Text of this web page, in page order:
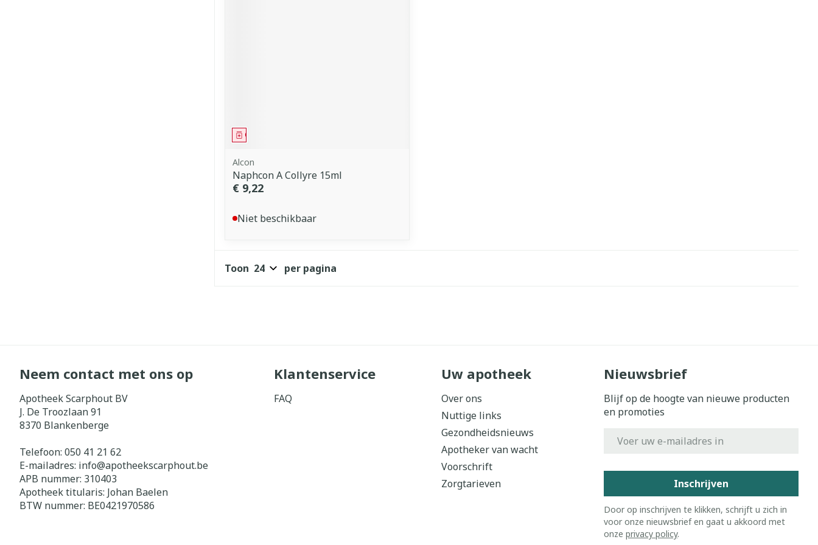
Geneesmiddel
Alcon
Naphcon A Collyre 15ml
€ 9,22
Niet beschikbaar
Toon per pagina
Neem contact met ons op
Apotheek Scarphout BV
J. De Troozlaan 91
8370 Blankenberge
Telefoon: 050 41 21 62
E-mailadres: info@apotheekscarphout.be
APB nummer: 310403
Apotheek titularis: Johan Baelen
BTW nummer: BE0421970586
Klantenservice
FAQ
Uw apotheek
Over ons
Nuttige links
Gezondheidsnieuws
Apotheker van wacht
Voorschrift
Zorgtarieven
Nieuwsbrief
Blijf op de hoogte van nieuwe producten
en promoties
Inschrijven
Door op inschrijven te klikken, schrijft u zich in
voor onze nieuwsbrief en gaat u akkoord met
onze privacy policy.